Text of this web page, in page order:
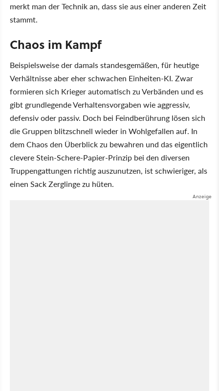
merkt man der Technik an, dass sie aus einer anderen Zeit
stammt.
Chaos im Kampf
Beispielsweise der damals standesgemäßen, für heutige
Verhältnisse aber eher schwachen Einheiten-KI. Zwar
formieren sich Krieger automatisch zu Verbänden und es
gibt grundlegende Verhaltensvorgaben wie aggressiv,
defensiv oder passiv. Doch bei Feindberührung lösen sich
die Gruppen blitzschnell wieder in Wohlgefallen auf. In
dem Chaos den Überblick zu bewahren und das eigentlich
clevere Stein-Schere-Papier-Prinzip bei den diversen
Truppengattungen richtig auszunutzen, ist schwieriger, als
einen Sack Zerglinge zu hüten.